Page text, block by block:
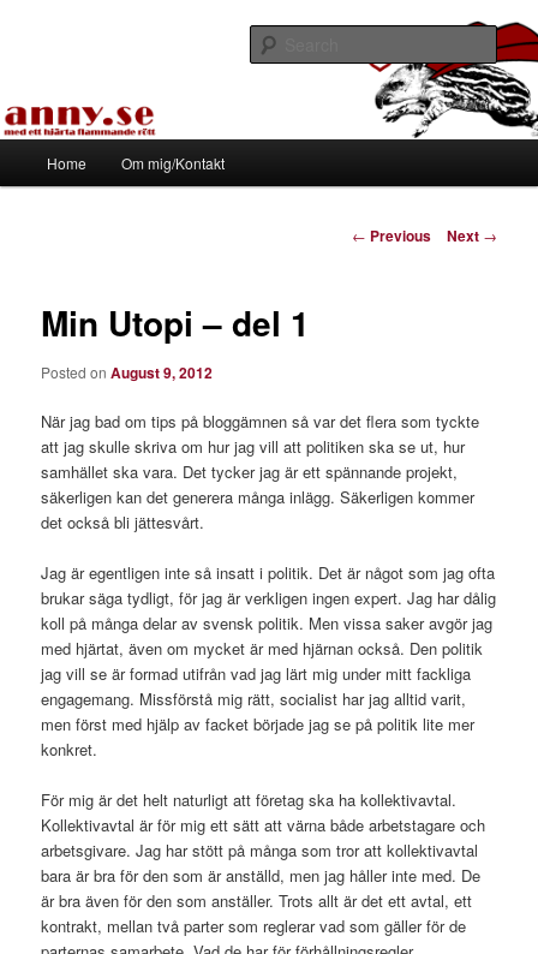
Tapirhen
Home Om mig/Kontakt
Post
← Previous Next →
Min Utopi – del 1
Posted onAugust 9, 2012
När jag bad om tips på bloggämnen så var det flera som tyckte
att jag skulle skriva om hur jag vill att politiken ska se ut, hur
samhället ska vara. Det tycker jag är ett spännande projekt,
säkerligen kan det generera många inlägg. Säkerligen kommer
det också bli jättesvårt.
Jag är egentligen inte så insatt i politik. Det är något som jag ofta
brukar säga tydligt, för jag är verkligen ingen expert. Jag har dålig
koll på många delar av svensk politik. Men vissa saker avgör jag
med hjärtat, även om mycket är med hjärnan också. Den politik
jag vill se är formad utifrån vad jag lärt mig under mitt fackliga
engagemang. Missförstå mig rätt, socialist har jag alltid varit,
men först med hjälp av facket började jag se på politik lite mer
konkret.
För mig är det helt naturligt att företag ska ha kollektivavtal.
Kollektivavtal är för mig ett sätt att värna både arbetstagare och
arbetsgivare. Jag har stött på många som tror att kollektivavtal
bara är bra för den som är anställd, men jag håller inte med. De
är bra även för den som anställer. Trots allt är det ett avtal, ett
kontrakt, mellan två parter som reglerar vad som gäller för de